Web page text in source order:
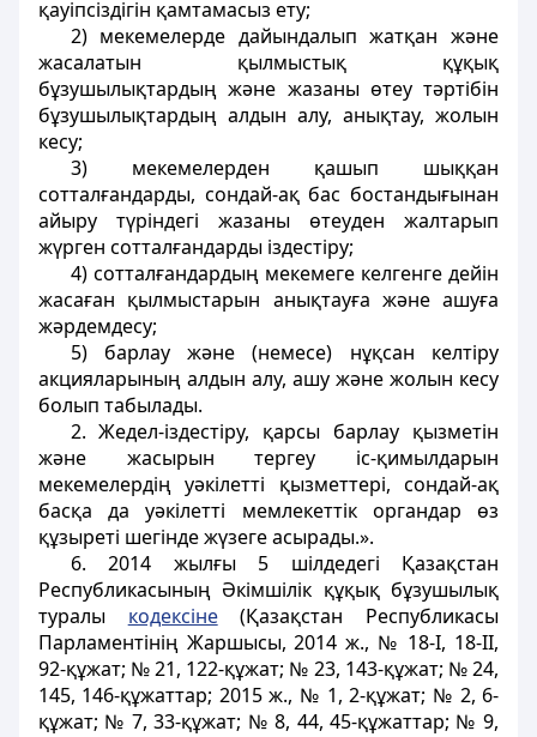
қауiпсiздiгiн қамтамасыз ету;
2) мекемелерде дайындалып жатқан және
жасалатын қылмыстық құқық
бұзушылықтардың және жазаны өтеу тәртiбiн
бұзушылықтардың алдын алу, анықтау, жолын
кесу;
3) мекемелерден қашып шыққан
сотталғандарды, сондай-ақ бас бостандығынан
айыру түріндегі жазаны өтеуден жалтарып
жүрген сотталғандарды iздестiру;
4) сотталғандардың мекемеге келгенге дейiн
жасаған қылмыстарын анықтауға және ашуға
жәрдемдесу;
5) барлау және (немесе) нұқсан келтіру
акцияларының алдын алу, ашу және жолын кесу
болып табылады.
2. Жедел-iздестiру, қарсы барлау қызметін
және жасырын тергеу іс-қимылдарын
мекемелердiң уәкілетті қызметтері, сондай-ақ
басқа да уәкілетті мемлекеттік органдар өз
құзыреті шегінде жүзеге асырады.».
6. 2014 жылғы 5 шілдедегі Қазақстан
Республикасының Әкімшілік құқық бұзушылық
туралы кодексіне(Қазақстан Республикасы
Парламентінің Жаршысы, 2014 ж., № 18-І, 18-ІІ,
92-құжат; № 21, 122-құжат; № 23, 143-құжат; № 24,
145, 146-құжаттар; 2015 ж., № 1, 2-құжат; № 2, 6-
құжат; № 7, 33-құжат; № 8, 44, 45-құжаттар; № 9,